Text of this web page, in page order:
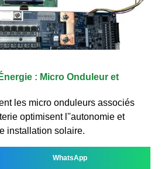
: Micro Onduleur et
les micro onduleurs associés
optimisent l''autonomie et
installation solaire.
WhatsApp